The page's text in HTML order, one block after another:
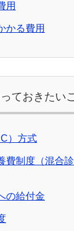
用
かる費用
ておきたい
）方式
費制度（混合
の給付金